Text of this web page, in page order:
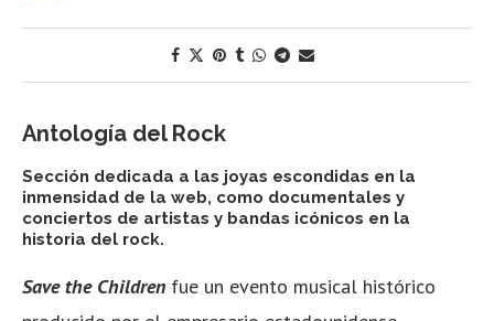
Antología del Rock
Sección dedicada a las joyas escondidas en la
inmensidad de la web, como documentales y
conciertos de artistas y bandas icónicos en la
historia del rock.
Save the Children fue un evento musical histórico